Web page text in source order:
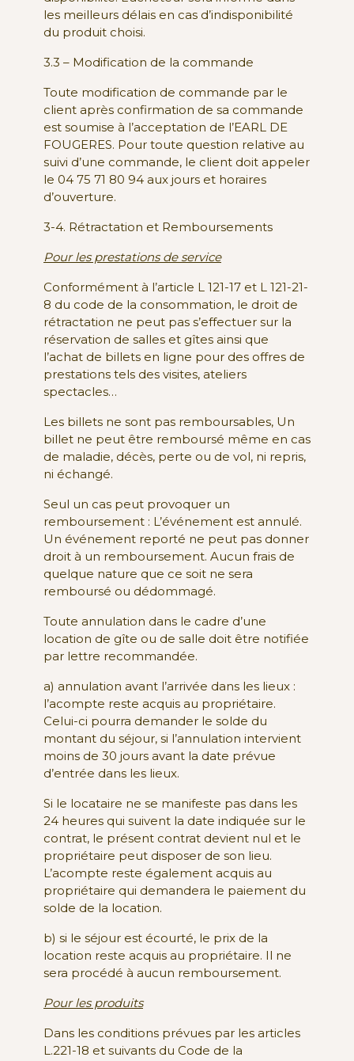
les meilleurs délais en cas d’indisponibilité
du produit choisi.
3.3 – Modification de la commande
Toute modification de commande par le
client après confirmation de sa commande
est soumise à l’acceptation de l’EARL DE
FOUGERES. Pour toute question relative au
suivi d’une commande, le client doit appeler
le 04 75 71 80 94 aux jours et horaires
d’ouverture.
3-4. Rétractation et Remboursements
Pour les prestations de service
Conformément à l’article L 121-17 et L 121-21-
8 du code de la consommation, le droit de
rétractation ne peut pas s’effectuer sur la
réservation de salles et gîtes ainsi que
l’achat de billets en ligne pour des offres de
prestations tels des visites, ateliers
spectacles…
Les billets ne sont pas remboursables, Un
billet ne peut être remboursé même en cas
de maladie, décès, perte ou de vol, ni repris,
ni échangé.
Seul un cas peut provoquer un
remboursement : L’événement est annulé.
Un événement reporté ne peut pas donner
droit à un remboursement. Aucun frais de
quelque nature que ce soit ne sera
remboursé ou dédommagé.
Toute annulation dans le cadre d’une
location de gîte ou de salle doit être notifiée
par lettre recommandée.
a) annulation avant l’arrivée dans les lieux :
l’acompte reste acquis au propriétaire.
Celui-ci pourra demander le solde du
montant du séjour, si l’annulation intervient
moins de 30 jours avant la date prévue
d’entrée dans les lieux.
Si le locataire ne se manifeste pas dans les
24 heures qui suivent la date indiquée sur le
contrat, le présent contrat devient nul et le
propriétaire peut disposer de son lieu.
L’acompte reste également acquis au
propriétaire qui demandera le paiement du
solde de la location.
b) si le séjour est écourté, le prix de la
location reste acquis au propriétaire. Il ne
sera procédé à aucun remboursement.
Pour les produits
Dans les conditions prévues par les articles
L.221-18 et suivants du Code de la